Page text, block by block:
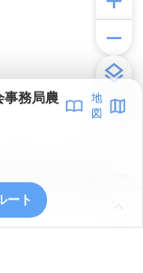
務局農
地
図
ート